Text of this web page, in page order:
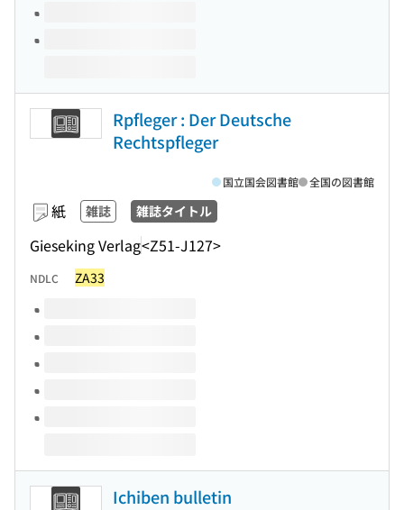
Rpfleger : Der Deutsche
Rechtspfleger
紙 雑誌 雑誌タイトル
Gieseking Verlag<Z51-J127>
国立国会図書館 全国の図書館
NDLC ZA33
このタイトルの巻号
Ichiben bulletin